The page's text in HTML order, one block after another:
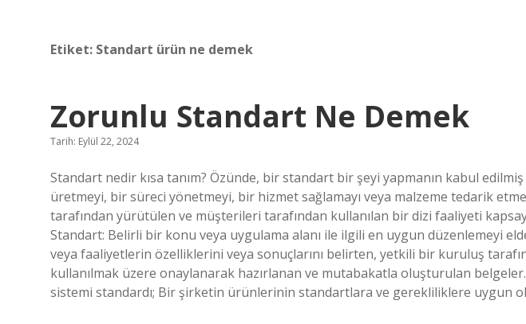
Etiket: Standart ürün ne demek
Zorunlu Standart Ne Demek
Tarih: Eylül 22, 2024
Standart nedir kısa tanım? Özünde, bir standart bir şeyi yapmanın kabul
üretmeyi, bir süreci yönetmeyi, bir hizmet sağlamayı veya malzeme tedarik
tarafından yürütülen ve müşterileri tarafından kullanılan bir dizi faaliyeti
Standart: Belirli bir konu veya uygulama alanı ile ilgili en uygun düzenlemeyi
veya faaliyetlerin özelliklerini veya sonuçlarını belirten, yetkili bir kuruluş
kullanılmak üzere onaylanarak hazırlanan ve mutabakatla oluşturulan
sistemi standardı; Bir şirketin ürünlerinin standartlara ve gerekliliklere uygun